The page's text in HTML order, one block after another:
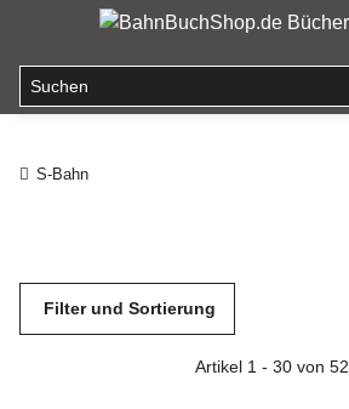
S-Bahn
Filter und Sortierung
Artikel 1 - 30 von 52